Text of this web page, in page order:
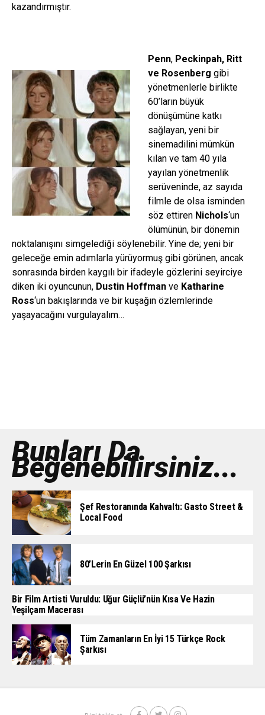
kazandırmıştır.
Penn, Peckinpah, Ritt
ve Rosenberg gibi
yönetmenlerle birlikte
60’ların büyük
dönüşümüne katkı
sağlayan, yeni bir
sinemadilini mümkün
kılan ve tam 40 yıla
yayılan yönetmenlik
serüveninde, az sayıda
filmle de olsa isminden
söz ettiren Nichols‘un
ölümünün, bir dönemin
noktalanışını simgelediği söylenebilir. Yine de; yeni bir
geleceğe emin adımlarla yürüyormuş gibi görünen, ancak
sonrasında birden kaygılı bir ifadeyle gözlerini seyirciye
diken iki oyuncunun, Dustin Hoffman ve Katharine
Ross‘un bakışlarında ve bir kuşağın özlemlerinde
yaşayacağını vurgulayalım…
Bunları Da
Beğenebilirsiniz...
Şef Restoranında Kahvaltı: Gasto Street &
Local Food
80’lerin En Güzel 100 Şarkısı
Bir Film Artisti Vuruldu: Uğur Güçlü’nün Kısa Ve Hazin
Yeşilçam Macerası
Tüm Zamanların En İyi 15 Türkçe Rock
Şarkısı